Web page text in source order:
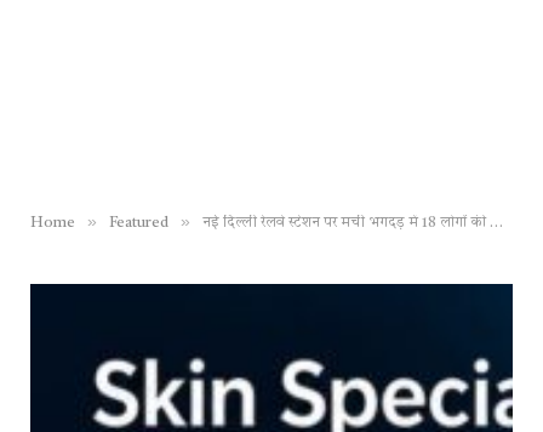
Home » Featured » नई दिल्ली रेलवे स्टेशन पर मची भगदड़ में 18 लोगों की मौत, 12 घायल; सरकार ने दिए जांच के आदेश